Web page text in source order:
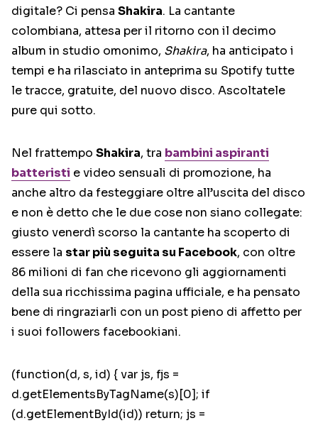
digitale? Ci pensa Shakira. La cantante
colombiana, attesa per il ritorno con il decimo
album in studio omonimo, Shakira, ha anticipato i
tempi e ha rilasciato in anteprima su Spotify tutte
le tracce, gratuite, del nuovo disco. Ascoltatele
pure qui sotto.
Nel frattempo Shakira, tra bambini aspiranti
batteristi e video sensuali di promozione, ha
anche altro da festeggiare oltre all’uscita del disco
e non è detto che le due cose non siano collegate:
giusto venerdì scorso la cantante ha scoperto di
essere la star più seguita su Facebook, con oltre
86 milioni di fan che ricevono gli aggiornamenti
della sua ricchissima pagina ufficiale, e ha pensato
bene di ringraziarli con un post pieno di affetto per
i suoi followers facebookiani.
(function(d, s, id) { var js, fjs =
d.getElementsByTagName(s)[0]; if
(d.getElementById(id)) return; js =